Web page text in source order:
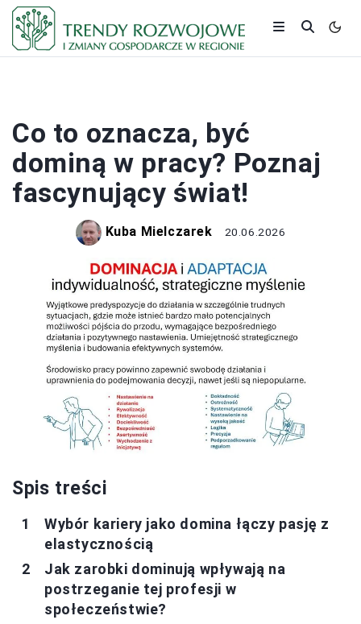
Co to oznacza, być
dominą w pracy? Poznaj
fascynujący świat!
Kuba Mielczarek 20.06.2026
Spis treści
Wybór kariery jako domina łączy pasję z
elastycznością
Jak zarobki dominują wpływają na
postrzeganie tej profesji w
społeczeństwie?